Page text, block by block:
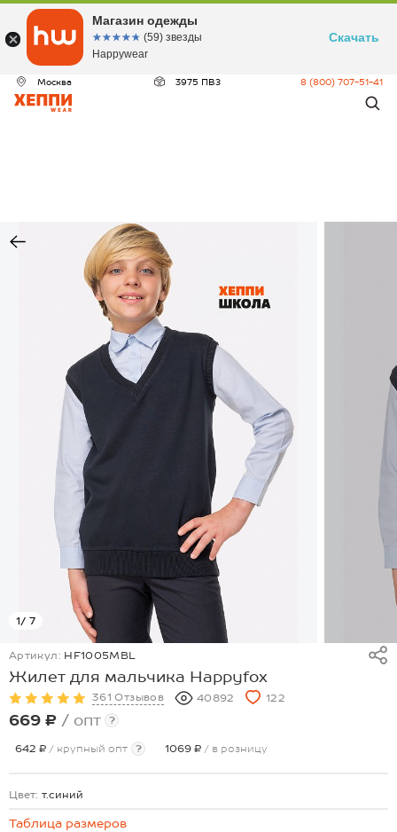
Москва 3975 ПВЗ 8 (800) 707-51-41
1/ 7
Артикул: HF1005MBL
Жилет для мальчика Happyfox
361 Отзывов 40892 122
669 ₽ / опт ?
642 ₽ / крупный опт ? 1069 ₽ / в розницу
Цвет: т.синий
Таблица размеров
Магазин одежды
☆☆☆☆☆
★★★★★ (59) звезды
Happywear
Скачать